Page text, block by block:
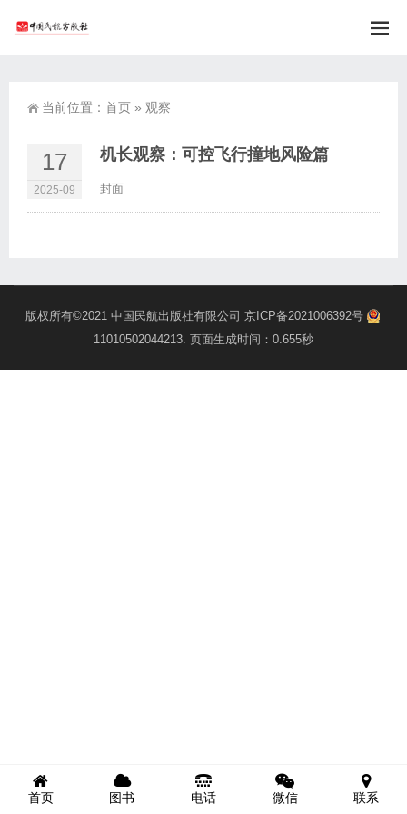
当前位置： 首页 » 观察
17
2025-09
机长观察：可控飞行撞地风险篇
封面
版权所有©2021 中国民航出版社有限公司 京ICP备2021006392号
11010502044213. 页面生成时间：0.655秒
首页 图书 电话 微信 联系